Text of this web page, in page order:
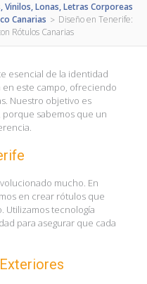
Lonas, Letras Corporeas
Canarias > Diseño en Tenerife:
Rótulos Canarias
esencial de la identidad
en este campo, ofreciendo
Nuestro objetivo es
sabemos que un
mucho. En
en crear rótulos que
Utilizamos tecnología
para asegurar que cada